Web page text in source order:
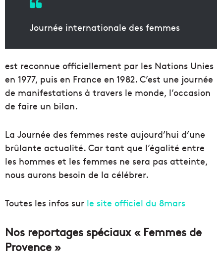
Journée internationale des femmes
est reconnue officiellement par les Nations Unies
en 1977, puis en France en 1982. C’est une journée
de manifestations à travers le monde, l’occasion
de faire un bilan.
La Journée des femmes reste aujourd’hui d’une
brûlante actualité. Car tant que l’égalité entre
les hommes et les femmes ne sera pas atteinte,
nous aurons besoin de la célébrer.
Toutes les infos sur le site officiel du 8mars
Nos reportages spéciaux « Femmes de
Provence »